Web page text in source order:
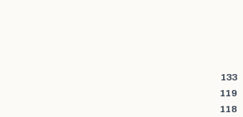
133
119
118